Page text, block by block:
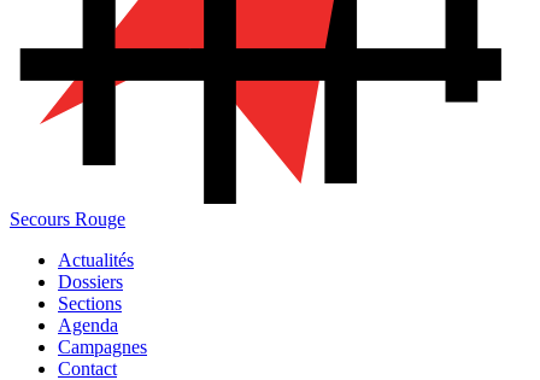
Secours Rouge
Actualités
Dossiers
Sections
Agenda
Campagnes
Contact